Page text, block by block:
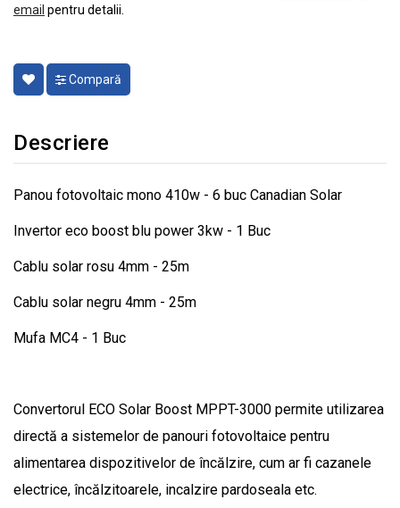
email pentru detalii.
Compară
Descriere
Panou fotovoltaic mono 410w - 6 buc Canadian Solar
Invertor eco boost blu power 3kw - 1 Buc
Cablu solar rosu 4mm - 25m
Cablu solar negru 4mm - 25m
Mufa MC4 - 1 Buc
Convertorul ECO Solar Boost MPPT-3000 permite utilizarea
directă a sistemelor de panouri fotovoltaice pentru
alimentarea dispozitivelor de încălzire, cum ar fi cazanele
electrice, încălzitoarele, incalzire pardoseala etc.